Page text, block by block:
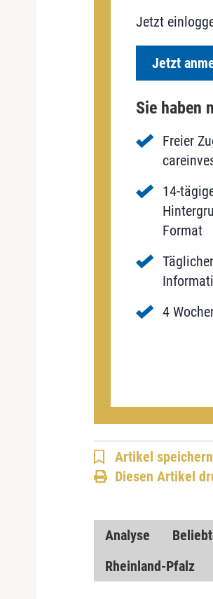
Jetzt
Jetzt
Sie haben
Freier
14-
Format
4
Artikel speichern
Diesen Artikel
Analyse
Rheinland-Pfalz